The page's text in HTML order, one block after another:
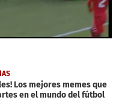
Los mejores memes que
en el mundo del fútbol